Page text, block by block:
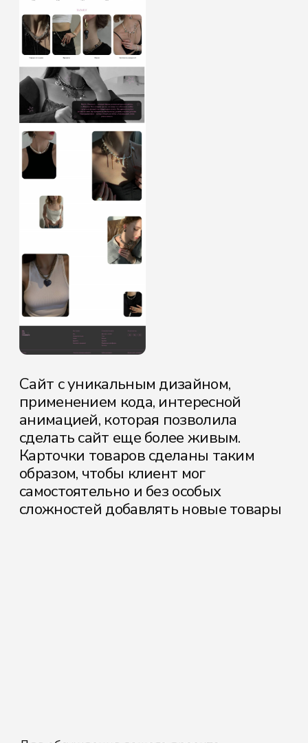
Сайт с уникальным дизайном,
применением кода, интересной
анимацией, которая позволила
сделать сайт еще более живым.
Карточки товаров сделаны таким
образом, чтобы клиент мог
самостоятельно и без особых
сложностей добавлять новые товары
Для обсуждения вашего проекта,
оставьте заявку или можете
связаться удобным для вас способом
[ обсудить проект ]
Артем
+7-951-680-74-71
Свяжитесь с нами удобным
для вас способом